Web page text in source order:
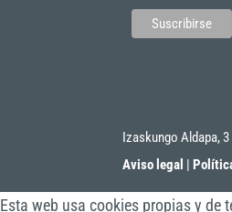
Izaskungo Aldapa,
Aviso legal
Esta web usa cookies propias y de